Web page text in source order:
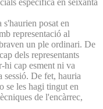
posat en
representació al
un ple ordinari. De
dels representants
hi cap esment ni va
sessió. De fet, hauria
se les hagi tingut en
de l'encàrrec,